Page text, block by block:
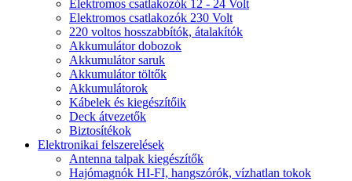
Elektromos csatlakozók 12 - 24 Volt
Elektromos csatlakozók 230 Volt
220 voltos hosszabbítók, átalakítók
Akkumulátor dobozok
Akkumulátor saruk
Akkumulátor töltők
Akkumulátorok
Kábelek és kiegészítőik
Deck átvezetők
Biztosítékok
Elektronikai felszerelések
Antenna talpak kiegészítők
Hajómagnók HI-FI, hangszórók, vízhatlan tokok